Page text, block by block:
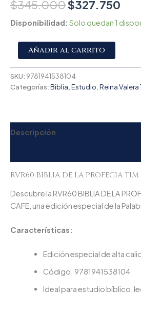
$345.000$327.750
Disponibilidad: Solo quedan 1
Añadir al carrito
SKU: 9781941538104
Categorías:Biblia Estudio Reina Valera
Descripción
RVR60 BIBLIA DE LA PROFECIA
Descubre la RVR60 BIBLIA DE LA
CAFE, una edición especial de la
Características:
Edición especial de alta
Código: 9781941538104
Ideal para estudio bíblico,